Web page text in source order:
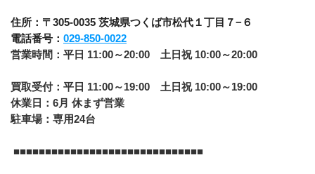
住所：〒305-0035 茨城県つくば市松代１丁目７−６
電話番号： 029-850-0022
営業時間：平日 11:00～20:00　土日祝 10:00～20:00
買取受付：平日 11:00～19:00　土日祝 10:00～19:00
休業日：6月 休まず営業
駐車場：専用24台
■■■■​■■​■■​■■​■■​■■​■■​■■​■■​■■​■■​■■​■■​■■